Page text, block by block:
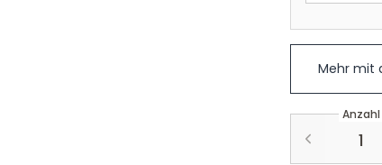
Mehr mit
Anzahl